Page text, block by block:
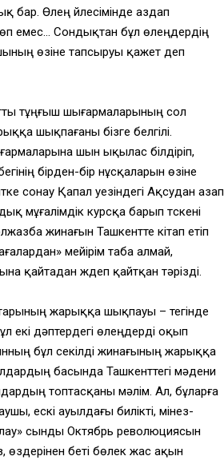
бар. Өлең үйлесімінде аздап
емес… Сондықтан бұл өлеңдердің
өзіне тапсыруы қажет деп
тұңғыш шығармаларының сол
шықпағаны бізге белгілі.
шын ықылас білдіріп,
бірден-бір нұсқаларын өзіне
сонау Қапал уезіндегі Ақсудан азап
мұғалімдік курсқа барып түскені
жинағын Ташкентте кітап етіп
мейірім таба алмай,
қайтадан жүдеп қайтқан тәрізді.
жарыққа шықпауы – тегінде
екі дәптердегі өлеңдерді оқып
бұл секілді жинағының жарыққа
басында Ташкенттегі мәдени
топтасқаны мәлім. Ал, бұларға
ескі ауылдағы билікті, мінез-
сынды Октябрь революциясын
өздерінен беті бөлек жас ақын